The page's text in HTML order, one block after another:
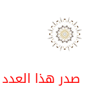
صدر هذا العدد بتاريخ 25-صفر-1426